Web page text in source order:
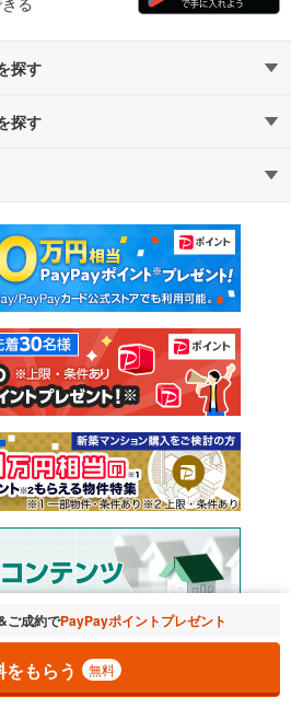
た。 一覧を開く
ご成約でPayPayポイントプレゼント
をもらう 無料
探す
探す
中古マンション
中古一戸建て
土地
教えて！住まいの先生